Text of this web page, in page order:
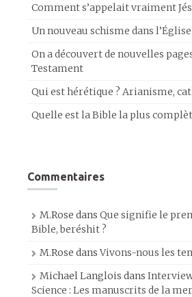
Comment s’appelait vraiment
Un nouveau schisme dans
On a découvert de nouvelles
Testament
Qui est hérétique ? Arianisme,
Quelle est la Bible la plus
Commentaires
M.Rose dans Que signifie le
Bible, beréshit ?
M.Rose dansVivons-nous les
Michael Langlois dans
Science : Les manuscrits de la